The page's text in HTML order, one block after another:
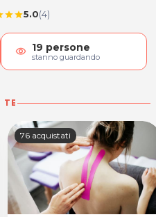
starstar5.0(4)
visibility 19 persone
stanno guardando
76 acquistati